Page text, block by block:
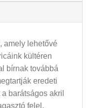
amely lehetővé
kültéren
bírnak továbbá
eredeti
barátságos akril
felel,